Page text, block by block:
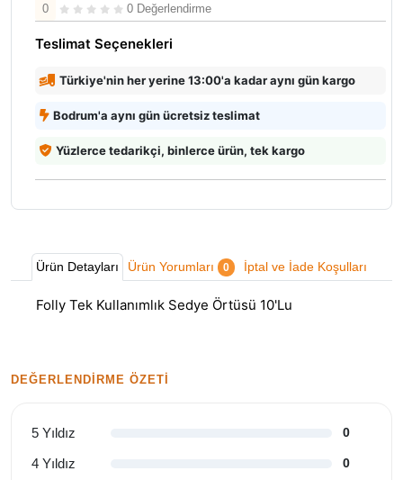
0 0 Değerlendirme
Teslimat Seçenekleri
Türkiye'nin her yerine 13:00'a kadar aynı gün kargo
Bodrum'a aynı gün ücretsiz teslimat
Yüzlerce tedarikçi, binlerce ürün, tek kargo
Ürün Detayları Ürün Yorumları 0 İptal ve İade Koşulları
Folly Tek Kullanımlık Sedye Örtüsü 10'Lu
DEĞERLENDIRME ÖZETI
5 Yıldız 0
4 Yıldız 0